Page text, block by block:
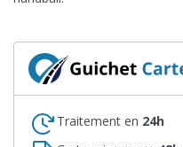
Traitement en 24h